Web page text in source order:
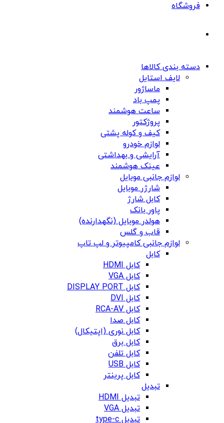
فروشگاه
دسته بندی کالاها
لایف استایل
ماساژور
پمپ باد
ساعت هوشمند
پروژکتور
کیف و کوله پشتی
لوازم خودرو
آرایشی و بهداشتی
عینک هوشمند
لوازم جانبی موبایل
شارژر موبایل
کابل شارژ
پاور بانک
هولدر موبایل (نگهدارنده)
قاب و گلس
لوازم جانبی کامپیوتر و لپ تاپ
کابل
کابل HDMI
کابل VGA
کابل DISPLAY PORT
کابل DVI
کابل RCA-AV
کابل صدا
کابل نوری (اپتیکال)
کابل برق
کابل تلفن
کابل USB
کابل پرینتر
تبدیل
تبدیل HDMI
تبدیل VGA
تبدیل type-c